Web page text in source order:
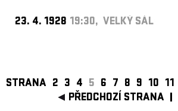
23. 4. 1928 19:30, VELKÝ SÁL
STRANA 2 3 4 5 6 7 8 9 10 11
PŘEDCHOZÍ STRANA